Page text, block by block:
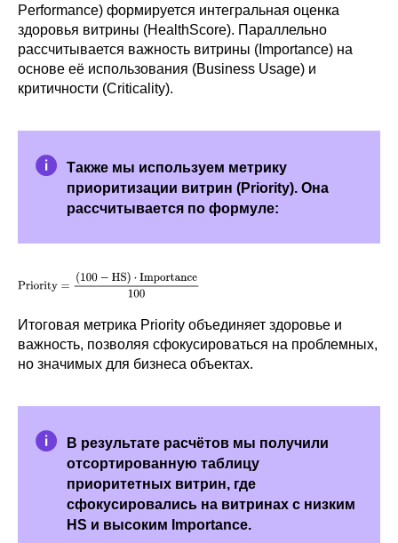
Performance) формируется интегральная оценка
здоровья витрины (HealthScore). Параллельно
рассчитывается важность витрины (Importance) на
основе её использования (Business Usage) и
критичности (Criticality).
Также мы используем метрику
приоритизации витрин (Priority). Она
рассчитывается по формуле:
Итоговая метрика Priority объединяет здоровье и
важность, позволяя сфокусироваться на проблемных,
но значимых для бизнеса объектах.
В результате расчётов мы получили
отсортированную таблицу
приоритетных витрин, где
сфокусировались на витринах с низким
HS и высоким Importance.